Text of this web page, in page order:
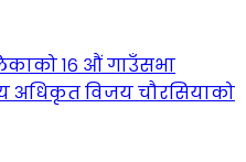
१६ औं गाउँसभा
अधिकृत विजय चौरसियाको